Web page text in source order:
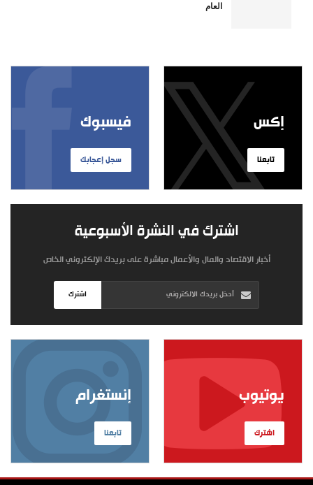
العام
فيسبوك
سجل إعجابك
إكس
تابعنا
اشترك في النشرة الأسبوعية
أخبار الاقتصاد والمال والأعمال مباشرة على بريدك الإلكتروني الخاص
اشترك
إنستغرام
تابعنا
يوتيوب
اشترك